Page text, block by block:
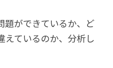
題ができているか、ど
えているのか、分析し